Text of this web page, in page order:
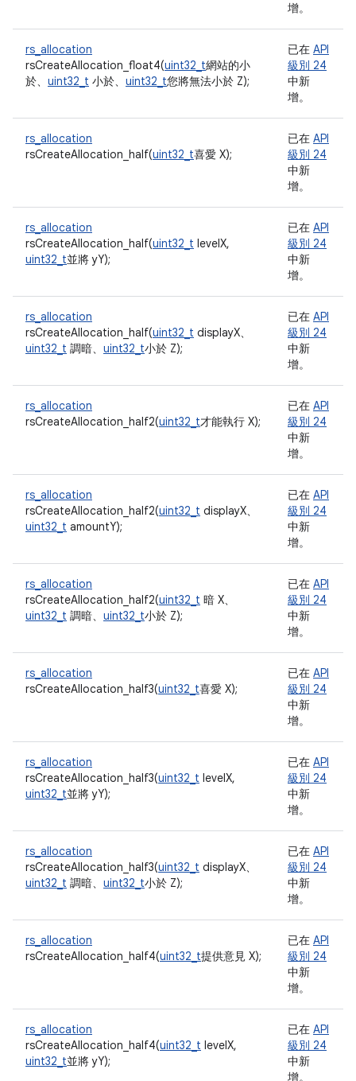
增。
rs_allocation
rsCreateAllocation_float4(uint32_t網站的小
於、 uint32_t 小於、 uint32_t您將無法小於 Z);
已在 API
級別 24
中新
增。
rs_allocation
rsCreateAllocation_half(uint32_t喜愛 X);
已在 API
級別 24
中新
增。
rs_allocation
rsCreateAllocation_half(uint32_t levelX,
uint32_t並將 yY);
已在 API
級別 24
中新
增。
rs_allocation
rsCreateAllocation_half(uint32_t displayX、
uint32_t 調暗、 uint32_t小於 Z);
已在 API
級別 24
中新
增。
rs_allocation
rsCreateAllocation_half2(uint32_t才能執行 X);
已在 API
級別 24
中新
增。
rs_allocation
rsCreateAllocation_half2(uint32_t displayX、
uint32_t amountY);
已在 API
級別 24
中新
增。
rs_allocation
rsCreateAllocation_half2(uint32_t 暗 X、
uint32_t 調暗、 uint32_t小於 Z);
已在 API
級別 24
中新
增。
rs_allocation
rsCreateAllocation_half3(uint32_t喜愛 X);
已在 API
級別 24
中新
增。
rs_allocation
rsCreateAllocation_half3(uint32_t levelX,
uint32_t並將 yY);
已在 API
級別 24
中新
增。
rs_allocation
rsCreateAllocation_half3(uint32_t displayX、
uint32_t 調暗、 uint32_t小於 Z);
已在 API
級別 24
中新
增。
rs_allocation
rsCreateAllocation_half4(uint32_t提供意見 X);
已在 API
級別 24
中新
增。
rs_allocation
rsCreateAllocation_half4(uint32_t levelX,
uint32_t並將 yY);
已在 API
級別 24
中新
增。